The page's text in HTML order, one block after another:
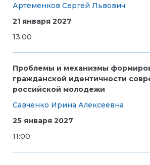
Артеменков Сергей Львович
21 января 2027
13:00
Проблемы и механизмы
гражданской идентичности
российской молодежи
Савченко Ирина Алексеевна
25 января 2027
11:00